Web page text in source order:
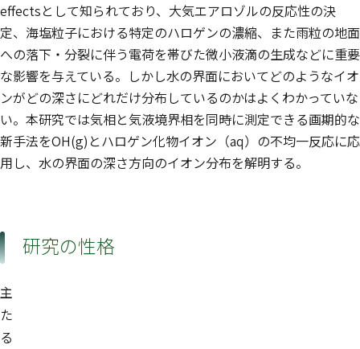
effectsとして知られており、大気エアロゾルの反応性の決
定、海塩粒子における特定のハロゲンの濃縮、また雨粒の地面
への落下・分裂に伴う電荷を帯びた微小液滴の生成などに重要
な影響を与えている。しかし水の界面においてどのようなイオ
ンがどの深さにどれだけ分布しているのかはよくわかっていな
い。本研究では気相と気液境界相を同時に測定できる画期的な
新手法をOH(g)とハロゲン化物イオン（aq）の不均一反応に応
用し、水の界面の深さ方向のイオン分布を解明する。
研究の性格
主
た
る